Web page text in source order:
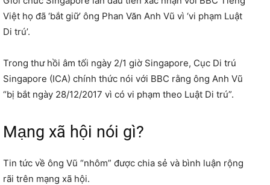
Việt họ đã ‘bắt giữ’ ông Phan Văn Anh Vũ vì ‘vi phạm Luật
Di trú’.
Trong thư hồi âm tối ngày 2/1 giờ Singapore, Cục Di trú
Singapore (ICA) chính thức nói với BBC rằng ông Anh Vũ
“bị bắt ngày 28/12/2017 vì có vi phạm theo Luật Di trú”.
Mạng xã hội nói gì?
Tin tức về ông Vũ “nhôm” được chia sẻ và bình luận rộng
rãi trên mạng xã hội.